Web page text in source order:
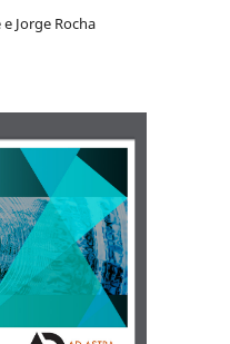
Jorge Rocha